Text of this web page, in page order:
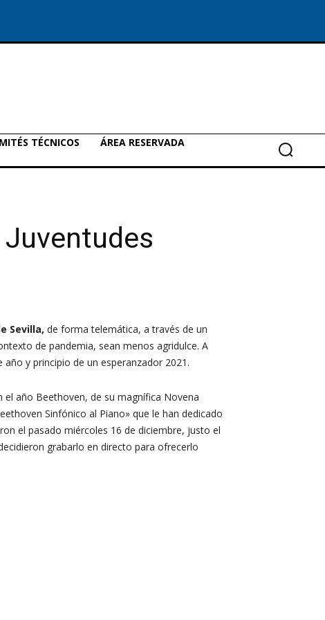
TÉCNICOS
ÁREA RESERVADA
Sevilla, de forma telemática, a través de un
de pandemia, sean menos agridulce. A
y principio de un esperanzador 2021.
año Beethoven, de su magnífica Novena
Sinfónico al Piano» que le han dedicado
el pasado miércoles 16 de diciembre, justo el
grabarlo en directo para ofrecerlo